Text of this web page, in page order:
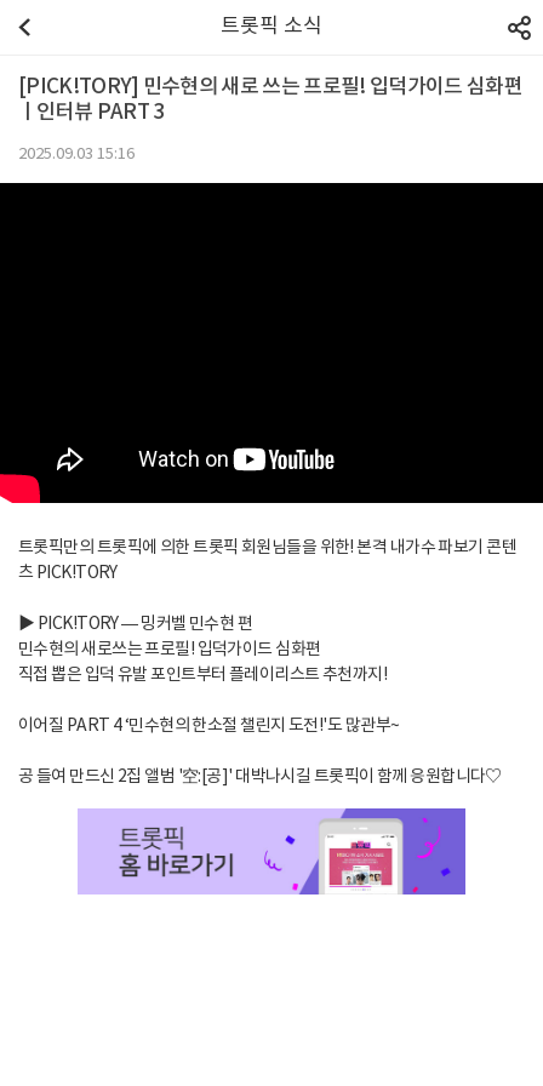
트롯픽 소식
[PICK!TORY] 민수현의 새로 쓰는 프로필! 입덕가이드 심화편
ㅣ인터뷰 PART 3
2025.09.03 15:16
트롯픽만의 트롯픽에 의한 트롯픽 회원님들을 위한! 본격 내가수 파보기 콘텐
츠 PICK!TORY
▶ PICK!TORY — 밍커벨 민수현 편
민수현의 새로쓰는 프로필! 입덕가이드 심화편
직접 뽑은 입덕 유발 포인트부터 플레이리스트 추천까지!
이어질 PART 4 ‘민수현의 한소절 챌린지 도전!'도 많관부~
공 들여 만드신 2집 앨범 '空:[공]' 대박나시길 트롯픽이 함께 응원합니다♡